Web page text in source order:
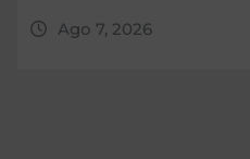
Ago 7, 2026